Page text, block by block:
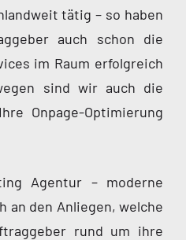
tätig – so haben
auch schon die
im Raum erfolgreich
sind wir auch die
Onpage-Optimierung
Agentur – moderne
an den Anliegen, welche
rund um ihre